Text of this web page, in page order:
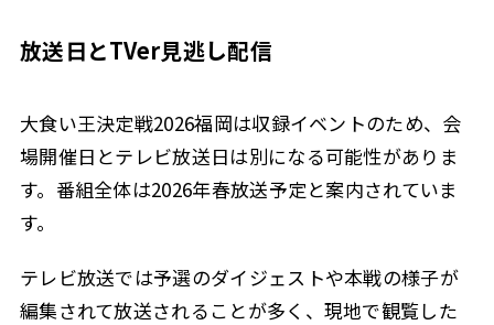
放送日とTVer見逃し配信
大食い王決定戦2026福岡は収録イベントのため、会
場開催日とテレビ放送日は別になる可能性がありま
す。番組全体は2026年春放送予定と案内されていま
す。
テレビ放送では予選のダイジェストや本戦の様子が
編集されて放送されることが多く、現地で観覧した